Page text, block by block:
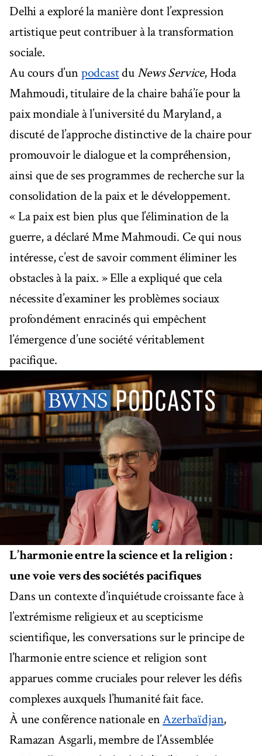
Delhi a exploré la manière dont l’expression
artistique peut contribuer à la transformation
sociale.
Au cours d’un podcastduNews Service, Hoda
Mahmoudi, titulaire de la chaire bahá’íe pour la
paix mondiale à l’université du Maryland, a
discuté de l’approche distinctive de la chaire pour
promouvoir le dialogue et la compréhension,
ainsi que de ses programmes de recherche sur la
consolidation de la paix et le développement.
« La paix est bien plus que l’élimination de la
guerre, a déclaré Mme Mahmoudi. Ce qui nous
intéresse, c’est de savoir comment éliminer les
obstacles à la paix. » Elle a expliqué que cela
nécessite d’examiner les problèmes sociaux
profondément enracinés qui empêchent
l’émergence d’une société véritablement
pacifique.
L’harmonie entre la science et la religion :
une voie vers des sociétés pacifiques
Dans un contexte d’inquiétude croissante face à
l’extrémisme religieux et au scepticisme
scientifique, les conversations sur le principe de
l’harmonie entre science et religion sont
apparues comme cruciales pour relever les défis
complexes auxquels l’humanité fait face.
À une conférence nationale enAzerbaïdjan,
Ramazan Asgarli, membre de l’Assemblée